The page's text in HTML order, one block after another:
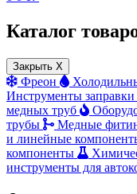
Каталог
Закрыть X
Фреон
Инструменты
медных труб
трубы
Медные
и линейные
компоненты
инструменты для